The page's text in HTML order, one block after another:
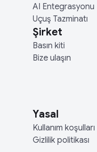
AI Entegrasyonu
Uçuş Tazminatı
Şirket
Basın kiti
Bize ulaşın
Yasal
Kullanım koşulları
Gizlilik politikası